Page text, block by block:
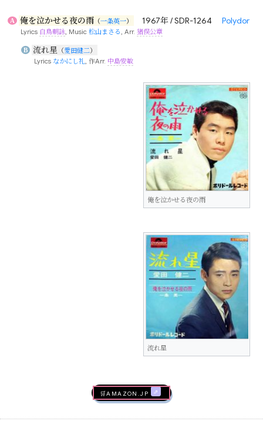
A 俺を泣かせる夜の雨 （一条英一） 1967年 / SDR-1264 Polydor
Lyrics 白鳥朝詠, Music松山まさる, Arr.猪俣公章
B 流れ星 （愛田健二）
Lyrics なかにし礼, 作Arr. 中島安敏
俺を泣かせる夜の雨
流れ星
🛒AMAZON.jp